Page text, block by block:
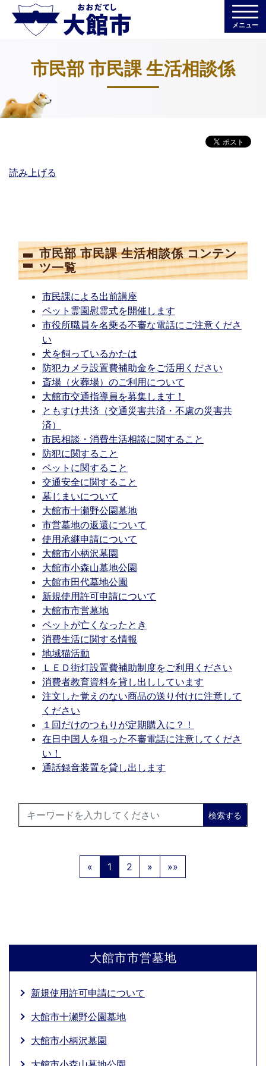
メニュー
市民部 市民課 生活相談係
読み上げる
市民部 市民課 生活相談係 コンテン
ツ一覧
市民課による出前講座
ペット霊園慰霊式を開催します
市役所職員を名乗る不審な電話にご注意くださ
い
犬を飼っているかたは
防犯カメラ設置費補助金をご活用ください
斎場（火葬場）のご利用について
大館市交通指導員を募集します！
ともすけ共済（交通災害共済・不慮の災害共
済）
市民相談・消費生活相談に関すること
防犯に関すること
ペットに関すること
交通安全に関すること
墓じまいについて
大館市十瀬野公園墓地
市営墓地の返還について
使用承継申請について
大館市小柄沢墓園
大館市小森山墓地公園
大館市田代墓地公園
新規使用許可申請について
大館市市営墓地
ペットが亡くなったとき
消費生活に関する情報
地域猫活動
ＬＥＤ街灯設置費補助制度をご利用ください
消費者教育資料を貸し出ししています
注文した覚えのない商品の送り付けに注意して
ください
１回だけのつもりが定期購入に？！
在日中国人を狙った不審電話に注意してくださ
い！
通話録音装置を貸し出します
検索する
« 1 2 » »»
大館市市営墓地
新規使用許可申請について
大館市十瀬野公園墓地
大館市小柄沢墓園